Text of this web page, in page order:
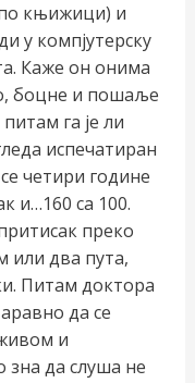
књижици) и
у компјутерску
Каже он онима
боцне и пошаље
га је ли
испечатиран
четири године
и…160 са 100.
преко
или два пута,
Питам доктора
да се
и
зна да слуша не